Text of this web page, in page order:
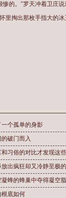
的。”罗天冲着卫庄
里掏出那枚手指大的
个孤单的身影
破门而入
习俗的对比才发现这
出疯狂却又冷静至极
蜂的蜂巢中夺得凝空脂
底如何